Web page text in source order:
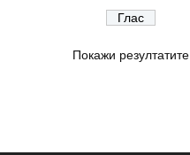
Покажи резултатите